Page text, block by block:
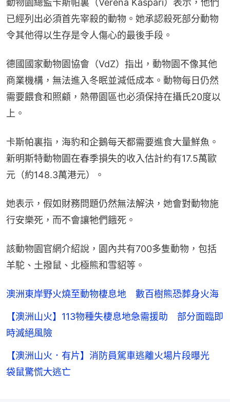
動物園總監卡斯帕裏（Verena Kaspari）表示，他們
已經列出必須首先宰殺的動物。她承認殺死部分動物
令其他得以生存是令人傷心的最後手段。
德國國家動物園協會（VdZ）指出，動物園不像其他
商業機構，無法進入冬眠並減低成本。動物每日仍然
需要餵食和照顧，熱帶園區也必須保持在攝氏20度以
上。
卡斯帕裏指，海豹和企鵝每天都需要進食大量鮮魚。
新明斯特動物園在春季損失的收入估計約有17.5萬歐
元（約148.3萬港元）。
她表示，假如財務問題仍然無法解決，她會對動物施
行安樂死，而不會讓牠們餓死。
該動物園官網介紹說，園內共有700多隻動物，包括
羊駝、土撥鼠、北極熊和雪貂等。
澳洲東岸野火燒至動物棲息地 數百樹熊恐葬身火海
【澳洲山火】113物種失棲息地急需援助 部分面臨即
時滅絕風險
【澳洲山火．有片】消防員駕車逃離火場片段曝光
袋鼠驚慌大逃亡